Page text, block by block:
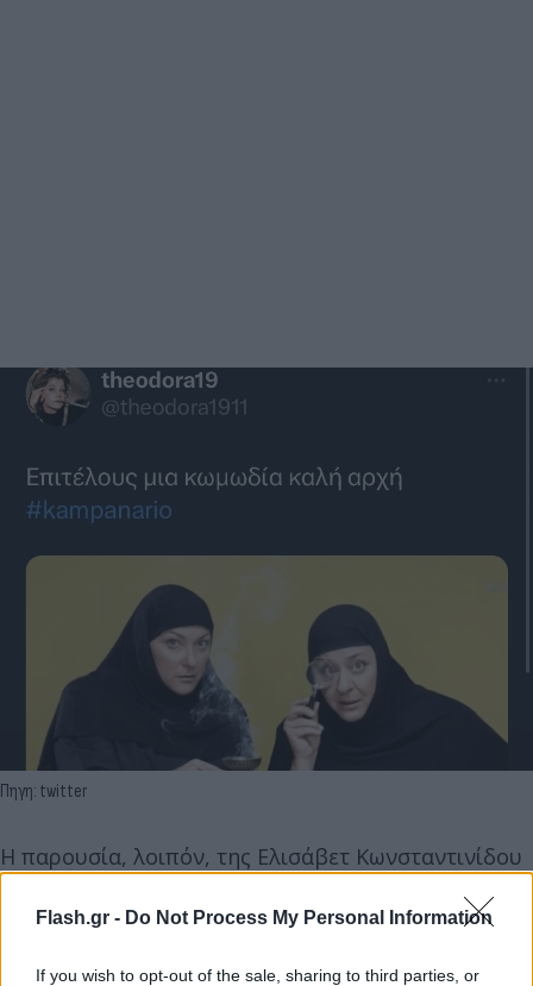
Flash.gr - Do Not Process My Personal Information
If you wish to opt-out of the sale, sharing to third parties, or
Πηγη: twitter
Η παρουσία, λοιπόν, της Ελισάβετ Κωνσταντινίδου
φάνηκε σαν... όαση στο τηλεοπτικό κοινό το οποίο